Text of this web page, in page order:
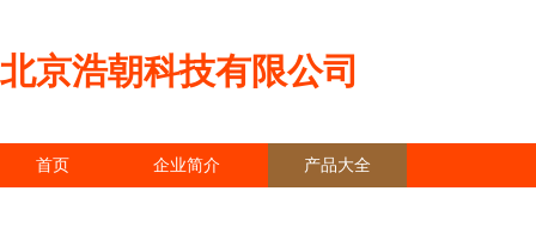
北京浩朝科技有限公司
首页 企业简介 产品大全